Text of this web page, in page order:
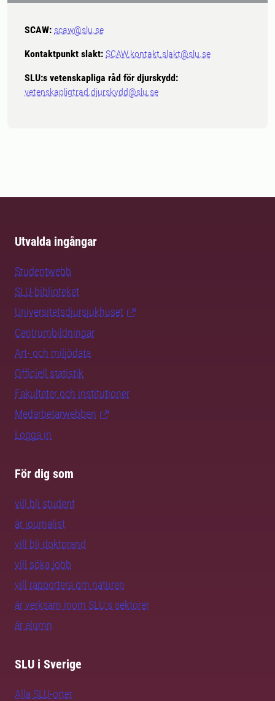
SCAW: scaw@slu.se
Kontaktpunkt slakt: SCAW.kontakt.slakt@slu.se
SLU:s vetenskapliga råd för djurskydd:
vetenskapligtrad.djurskydd@slu.se
Utvalda ingångar
Studentwebb
SLU-biblioteket
Universitetsdjursjukhuset
Centrumbildningar
Art- och miljödata
Officiell statistik
Fakulteter och institutioner
Medarbetarwebben
Logga in
För dig som
vill bli student
är journalist
vill bli doktorand
vill söka jobb
vill rapportera om naturen
är verksam inom SLU:s sektorer
är alumn
SLU i Sverige
Alla SLU-orter